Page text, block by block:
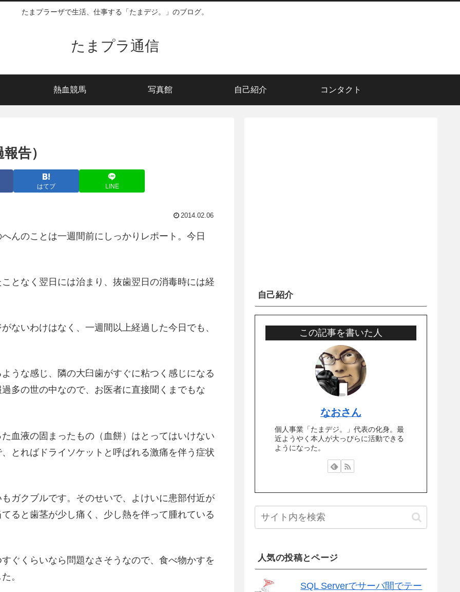
たまプラーザで生活、仕事する「たまデジ。」のブログ。
たまプラ通信
熱血競馬 写真館 自己紹介 コンタクト
告）
はてブ LINE
2014.02.06
んのことは一週間前にしっかりレポート。今日
となく翌日には治まり、抜歯翌日の消毒時には経
ないわけはなく、一週間以上経過した今日でも、
うな感じ、隣の大臼歯がすぐに粘つく感じになる
多の世の中なので、お医者に直接聞くまでもな
血液の固まったもの（血餅）はとってはいけない
とればドライソケットと呼ばれる激痛を伴う症状
ガクブルです。そのせいで、よけいに患部付近が
ると歯茎が少し痛く、少し熱を伴って腫れている
ぐくらいなら問題なさそうなので、食べ物かすを
。
自己紹介
この記事を書いた人
なおさん
個人事業「たまデジ。」代表の化身。最
近ようやく本人が大っぴらに活動できる
ようになった。
人気の投稿とページ
SQL Serverでサーバ間でテー